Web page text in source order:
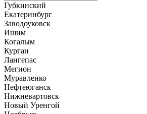
Губкинский
Екатеринбург
Заводоуковск
Ишим
Когалым
Курган
Лангепас
Мегион
Муравленко
Нефтеюганск
Нижневартовск
Новый Уренгой